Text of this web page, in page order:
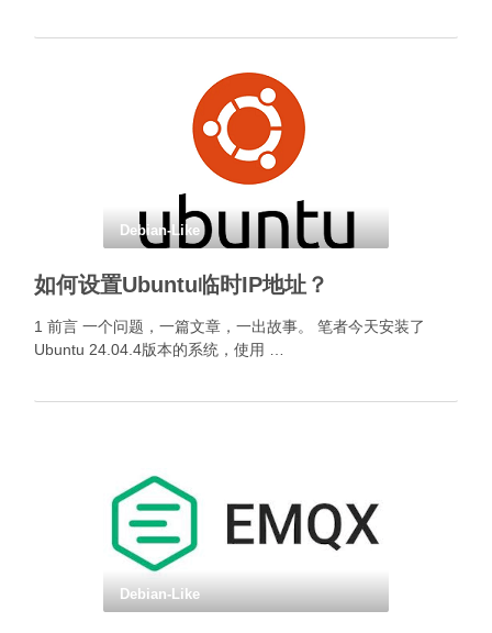
Debian-Like
如何设置Ubuntu临时IP地址？
1 前言 一个问题，一篇文章，一出故事。 笔者今天安装了
Ubuntu 24.04.4版本的系统，使用 …
Debian-Like